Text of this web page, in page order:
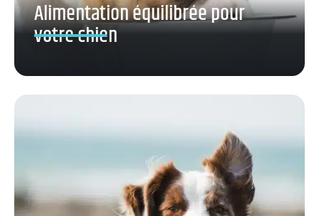
Alimentation équilibrée pour
votre chien